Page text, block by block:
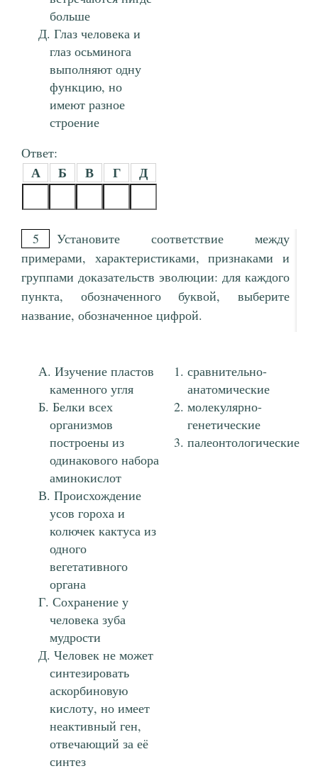
больше
Глаз человека и
глаз осьминога
выполняют одну
функцию, но
имеют разное
строение
Ответ:
А Б В Г Д
5
Установите соответствие между
примерами, характеристиками, признаками и
группами доказательств эволюции: для каждого
пункта, обозначенного буквой, выберите
название, обозначенное цифрой.
Изучение пластов
каменного угля
Белки всех
организмов
построены из
одинакового набора
аминокислот
Происхождение
усов гороха и
колючек кактуса из
одного
вегетативного
органа
Сохранение у
человека зуба
мудрости
Человек не может
синтезировать
аскорбиновую
кислоту, но имеет
неактивный ген,
отвечающий за её
синтез
сравнительно-
анатомические
молекулярно-
генетические
палеонтологические